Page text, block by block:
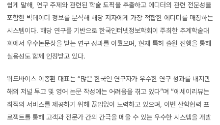
쉽게 말해, 연구 주제와 관련된 학술 토픽을 추출하고 에디터의 관련 전문성을
포함한 빅데이터 정보를 분석해 해당 저자에게 가장 적합한 에디터를 매칭하는
시스템이다. 해당 연구를 기반으로 한국인터넷정보학회이 주최한 추계학술대
회에서 우수논문상을 받는 연구 성과를 이뤘으며, 현재 특허 출원 진행을 통해
실용성도 함께 인정받고 있다.
워드바이스 이종환 대표는 “많은 한국인 연구자가 우수한 연구 성과를 내지만
해외 저널 투고 및 영어 논문 작성에는 어려움을 겪고 있다”며 “에세이리뷰는
최적의 서비스를 제공하기 위해 끊임없이 노력하고 있으며, 이번 산학협력 프
로젝트를 통해 고객과 전문가 간의 간극을 메울 수 있는 우수한 시스템을 개발